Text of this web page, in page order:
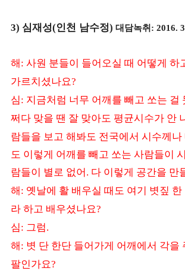
3) 심재성(인천 남수정) 대담녹취: 2016.
해: 사원 분들이 들어오실 때 어떻게 하
가르치셨나요?
심: 지금처럼 너무 어깨를 빼고 쏘는 걸
쩌다 맞을 땐 잘 맞아도 평균시수가 안
람들을 보고 해봐도 전국에서 시수께
도 이렇게 어깨를 빼고 쏘는 사람들이
람들이 별로 없어. 다 이렇게 공간을 만
해: 옛날에 활 배우실 때도 여기 볏짚
라 하고 배우셨나요?
심: 그럼.
해: 볏 단 한단 들어가게 어깨에서 각을
팔인가요?